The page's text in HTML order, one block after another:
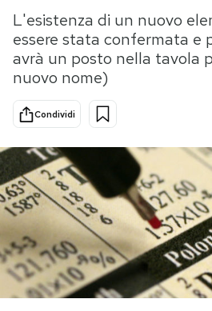
Politica
Tecnologia
Internet
Scienza
Cultura
Economia
Sport
PODCAST
NEWSLETTER
L'esistenza di un nuovo
essere stata confermata e
avrà un posto nella tavola
nuovo nome)
Condividi